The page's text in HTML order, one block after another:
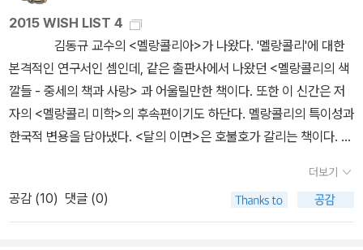
하고 싶다면 이 책을 읽길 권한다. <팔월의 일요일들>과 <추억을 완
성하기 위하여>는 노벨상 수상작가 파트릭 모디아노의 책이다. 김화
영의 번역으로 태어났다. <독일전설>1 권이 나왔다. 역시 그림
형제의 작품이 되겠다. 현암사에서 나온 <그림 형제 전집>이 더 나아
보인다. 뒤렌마트의 <약속>도 문예출판사에서 나왔다. <비스와스씨
를 위한 집>은 트리니다드 토바고에서 태어나고 인도에서 자란 작가
V.S. 나이폴의 책이다. <미겔 스트리트>를 아는 독자라면 낯설지 않
을 터. 식민문학의 나약함을 지니고 있다는 비판을 받기도 한단다. <
뒤바뀐 몸과 머리>는 인도설화를 바탕으로 쓴 토마스 만의 소설이다.
2015 WISH LIST 4
김동규 교수의 <멜랑콜리아>가 나왔다. '멜랑콜리'에 대한
본격적인 연구서인 셈인데, 같은 출판사에서 나왔던 <멜랑콜리의 색
깔들 - 중세의 책과 사랑> 과 어울릴만한 책이다. 또한 이 신간은 저
자의 <멜랑콜리 미학>의 후속편이기도 하단다. 멜랑콜리의 특이성과
한국적 변용을 담아냈다. <달의 이면>은 호불호가 갈리는 책이다. 레
는 관점과 세세하고 면밀하게 오리엔탈리즘을 잘 분석했다는 평 두가
지 정도인 것 같다. <알고싶은 철학 쉽게 읽는 철학>은 다양한 일러
스트와 인포그래픽으로 시선을 잡는 DK북스 시리즈다. 청소년과 철
더보기
공감 (10) 댓글 (0)